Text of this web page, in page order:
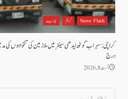
News Flash کرائم نیوز بیٹ
درج
اگست 8, 2026